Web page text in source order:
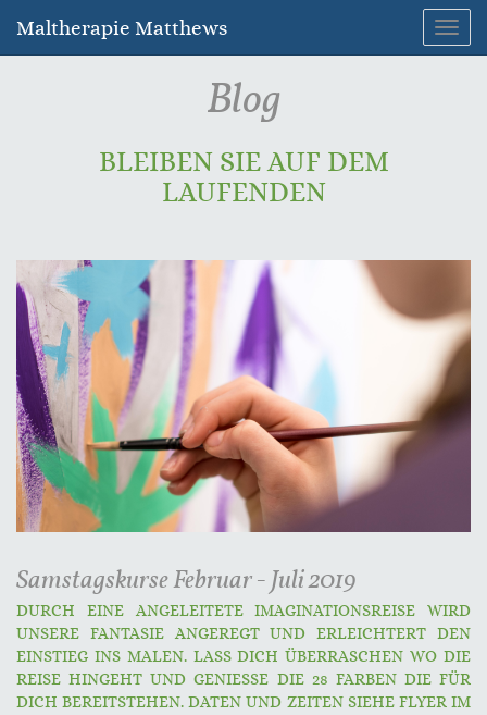
Maltherapie Matthews
Blog
BLEIBEN SIE AUF DEM
LAUFENDEN
Samstagskurse Februar - Juli 2019
DURCH EINE ANGELEITETE IMAGINATIONSREISE WIRD
UNSERE FANTASIE ANGEREGT UND ERLEICHTERT DEN
EINSTIEG INS MALEN. LASS DICH ÜBERRASCHEN WO DIE
REISE HINGEHT UND GENIESSE DIE 28 FARBEN DIE FÜR
DICH BEREITSTEHEN. DATEN UND ZEITEN SIEHE FLYER IM